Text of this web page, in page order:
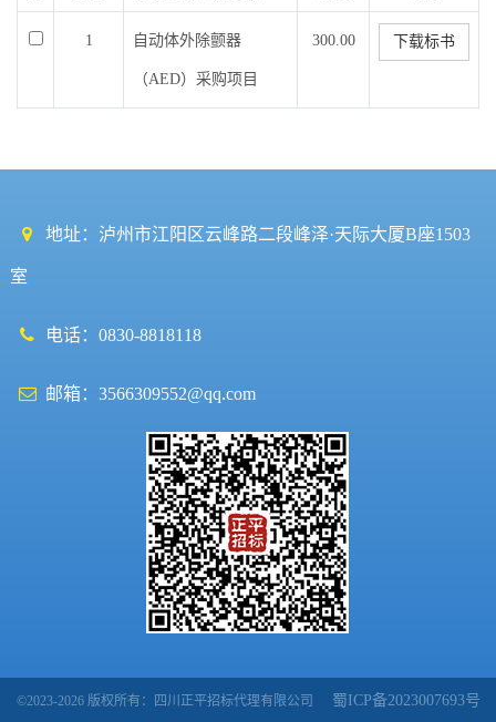
1 自动体外除颤器
（AED）采购项目
300.00 下载标书
地址：泸州市江阳区云峰路二段峰泽·天际大厦B座1503
室
电话：0830-8818118
邮箱：3566309552@qq.com
©2023-2026 版权所有：四川正平招标代理有限公司 蜀ICP备2023007693号